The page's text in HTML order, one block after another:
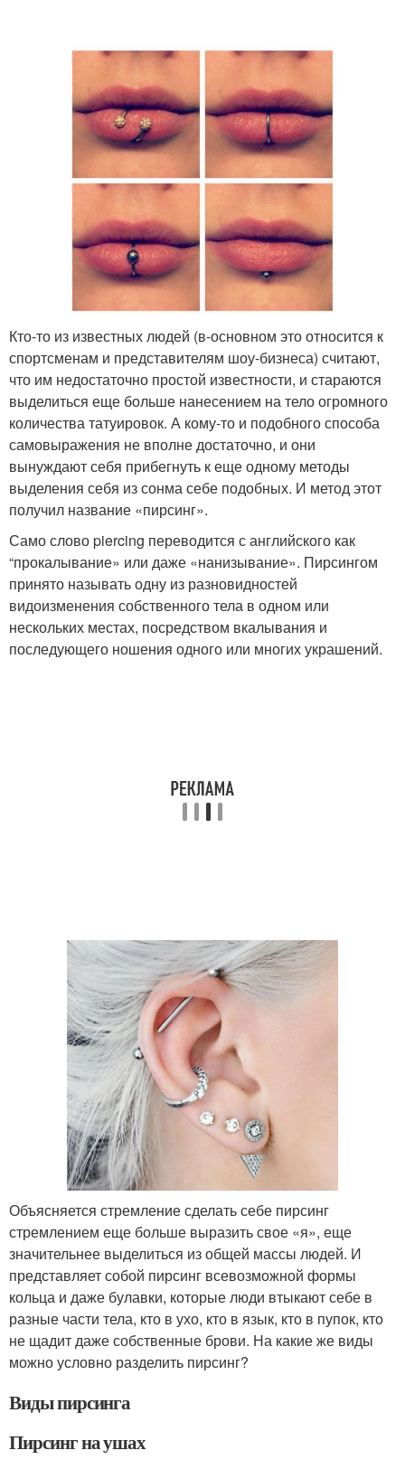
Кто-то из известных людей (в-основном это относится к
спортсменам и представителям шоу-бизнеса) считают,
что им недостаточно простой известности, и стараются
выделиться еще больше нанесением на тело огромного
количества татуировок. А кому-то и подобного способа
самовыражения не вполне достаточно, и они
вынуждают себя прибегнуть к еще одному методы
выделения себя из сонма себе подобных. И метод этот
получил название «пирсинг».
Само слово piercing переводится с английского как
“прокалывание» или даже «нанизывание». Пирсингом
принято называть одну из разновидностей
видоизменения собственного тела в одном или
нескольких местах, посредством вкалывания и
последующего ношения одного или многих украшений.
Объясняется стремление сделать себе пирсинг
стремлением еще больше выразить свое «я», еще
значительнее выделиться из общей массы людей. И
представляет собой пирсинг всевозможной формы
кольца и даже булавки, которые люди втыкают себе в
разные части тела, кто в ухо, кто в язык, кто в пупок, кто
не щадит даже собственные брови. На какие же виды
можно условно разделить пирсинг?
Виды пирсинга
Пирсинг на ушах